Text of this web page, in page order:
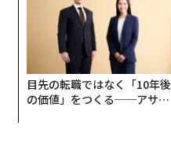
目先の転職ではなく「10年後
の価値」をつくる──アサイ